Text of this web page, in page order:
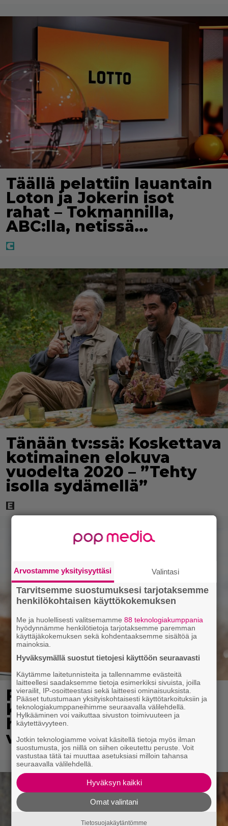
Täällä pelattiin lauantain
Loton ja Jokerin isot
rahat – Tokmannilla,
ABC:lla, netissä…
Tänään tv:ssä: Koskettava
kotimainen elokuva
vuodelta 2020 – ”Tehty
isolla sydämellä”
Pohjois-Korea neuvoo
kansalaisiaan selviämään
helteistä syömällä
viilentävää koiraa
Arvostamme yksityisyyttäsi Valintasi
Tarvitsemme suostumuksesi tarjotaksemme
henkilökohtaisen käyttökokemuksen
Me ja huolellisesti valitsemamme88 teknologiakumppania
hyödynnämme henkilötietoja tarjotaksemme paremman
käyttäjäkokemuksen sekä kohdentaaksemme sisältöä ja
mainoksia.
Hyväksymällä suostut tietojesi käyttöön seuraavasti
Käytämme laitetunnisteita ja tallennamme evästeitä
laitteellesi saadaksemme tietoja esimerkiksi sivuista, joilla
vierailit, IP-osoitteestasi sekä laitteesi ominaisuuksista.
Pääset tutustumaan yksityiskohtaisesti käyttötarkoituksiin ja
teknologiakumppaneihimme seuraavalla välilehdellä.
Hylkääminen voi vaikuttaa sivuston toimivuuteen ja
käytettävyyteen.
Jotkin teknologiamme voivat käsitellä tietoja myös ilman
suostumusta, jos niillä on siihen oikeutettu peruste. Voit
vastustaa tätä tai muuttaa asetuksiasi milloin tahansa
seuraavalla välilehdellä.
Hyväksyn kaikki
Omat valintani
Tietosuojakäytäntömme